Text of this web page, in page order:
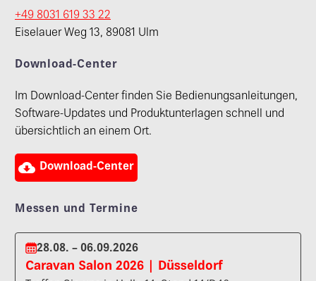
+49 8031 619 33 22
Eiselauer Weg 13, 89081 Ulm
Download-Center
Im Download-Center finden Sie Bedienungsanleitungen,
Software-Updates und Produktunterlagen schnell und
übersichtlich an einem Ort.
 Download-Center
Messen und Termine
28.08. – 06.09.2026
Caravan Salon 2026 | Düsseldorf